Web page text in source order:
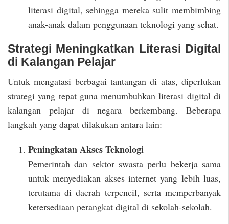
literasi digital, sehingga mereka sulit membimbing
anak-anak dalam penggunaan teknologi yang sehat.
Strategi Meningkatkan Literasi Digital
di Kalangan Pelajar
Untuk mengatasi berbagai tantangan di atas, diperlukan
strategi yang tepat guna menumbuhkan literasi digital di
kalangan pelajar di negara berkembang. Beberapa
langkah yang dapat dilakukan antara lain:
Peningkatan Akses Teknologi
Pemerintah dan sektor swasta perlu bekerja sama
untuk menyediakan akses internet yang lebih luas,
terutama di daerah terpencil, serta memperbanyak
ketersediaan perangkat digital di sekolah-sekolah.